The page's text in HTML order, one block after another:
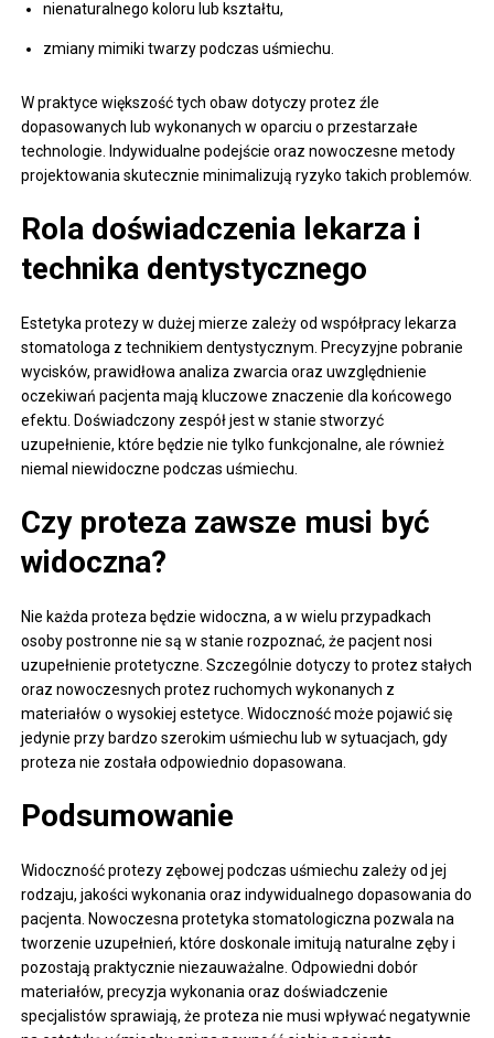
nienaturalnego koloru lub kształtu,
zmiany mimiki twarzy podczas uśmiechu.
W praktyce większość tych obaw dotyczy protez źle
dopasowanych lub wykonanych w oparciu o przestarzałe
technologie. Indywidualne podejście oraz nowoczesne metody
projektowania skutecznie minimalizują ryzyko takich problemów.
Rola doświadczenia lekarza i
technika dentystycznego
Estetyka protezy w dużej mierze zależy od współpracy lekarza
stomatologa z technikiem dentystycznym. Precyzyjne pobranie
wycisków, prawidłowa analiza zwarcia oraz uwzględnienie
oczekiwań pacjenta mają kluczowe znaczenie dla końcowego
efektu. Doświadczony zespół jest w stanie stworzyć
uzupełnienie, które będzie nie tylko funkcjonalne, ale również
niemal niewidoczne podczas uśmiechu.
Czy proteza zawsze musi być
widoczna?
Nie każda proteza będzie widoczna, a w wielu przypadkach
osoby postronne nie są w stanie rozpoznać, że pacjent nosi
uzupełnienie protetyczne. Szczególnie dotyczy to protez stałych
oraz nowoczesnych protez ruchomych wykonanych z
materiałów o wysokiej estetyce. Widoczność może pojawić się
jedynie przy bardzo szerokim uśmiechu lub w sytuacjach, gdy
proteza nie została odpowiednio dopasowana.
Podsumowanie
Widoczność protezy zębowej podczas uśmiechu zależy od jej
rodzaju, jakości wykonania oraz indywidualnego dopasowania do
pacjenta. Nowoczesna protetyka stomatologiczna pozwala na
tworzenie uzupełnień, które doskonale imitują naturalne zęby i
pozostają praktycznie niezauważalne. Odpowiedni dobór
materiałów, precyzja wykonania oraz doświadczenie
specjalistów sprawiają, że proteza nie musi wpływać negatywnie